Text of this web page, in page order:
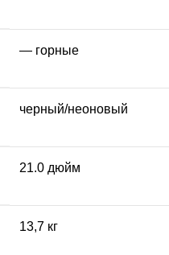
— горные
черный/неоновый
21.0 дюйм
13,7 кг